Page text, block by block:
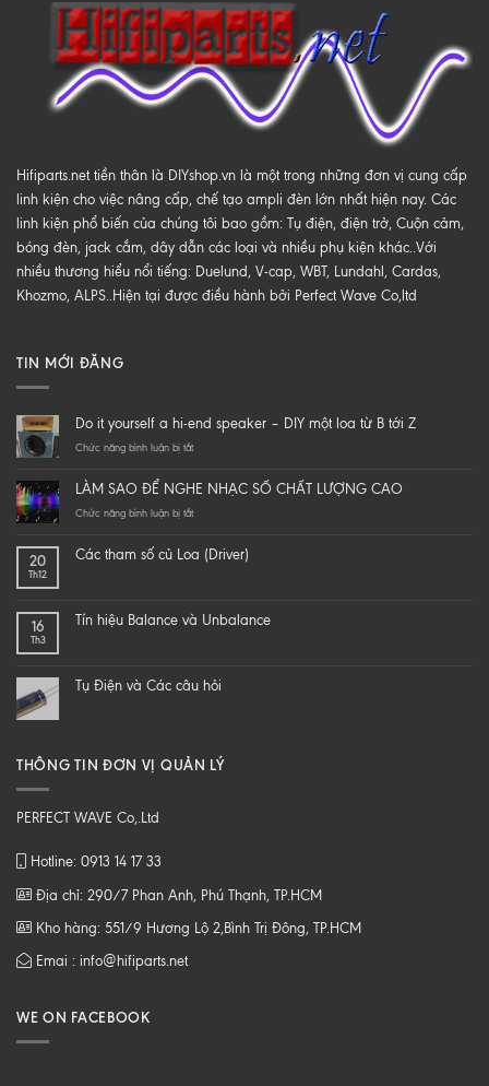
Hifiparts.net tiền thân là DIYshop.vn là một trong những đơn vị cung cấp
linh kiện cho việc nâng cấp, chế tạo ampli đèn lớn nhất hiện nay. Các
linh kiện phổ biến của chúng tôi bao gồm: Tụ điện, điện trở, Cuộn cảm,
bóng đèn, jack cắm, dây dẫn các loại và nhiều phụ kiện khác..Với
nhiều thương hiểu nổi tiếng: Duelund, V-cap, WBT, Lundahl, Cardas,
Khozmo, ALPS..Hiện tại được điều hành bởi Perfect Wave Co,ltd
TIN MỚI ĐĂNG
Do it yourself a hi-end speaker – DIY một loa từ B tới Z
Chức năng bình luận bị tắtở
yourself
a
speaker
loa
Z
LÀM SAO ĐỂ NGHE NHẠC SỐ CHẤT LƯỢNG CAO
Chức năng bình luận bị tắtở
ĐỂ
CHẤT
20
Th12
Các tham số củ Loa (Driver)
16
Th3
Tín hiệu Balance và Unbalance
Tụ Điện và Các câu hỏi
THÔNG TIN ĐƠN VỊ QUẢN LÝ
PERFECT WAVE Co,.Ltd
Hotline: 0913 14 17 33
Địa chỉ: 290/7 Phan Anh, Phú Thạnh, TP.HCM
Kho hàng: 551/9 Hương Lộ 2,Bình Trị Đông, TP.HCM
Emai : info@hifiparts.net
WE ON FACEBOOK